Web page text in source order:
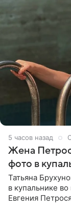
5 часов назад
Жена
фото в
Татьяна
в купальнике
Евгения